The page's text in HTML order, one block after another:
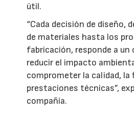
útil.
“Cada decisión de diseño,
de materiales hasta los
fabricación, responde a
reducir el impacto
comprometer la calidad, la
prestaciones técnicas”,
compañía.